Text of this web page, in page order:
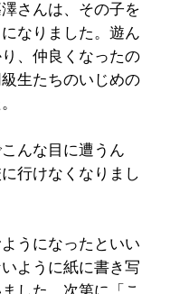
さんは、その子を
なりました。遊ん
、仲良くなったの
生たちのいじめの
んな目に遭うん
行けなくなりまし
うになったといい
ように紙に書き写